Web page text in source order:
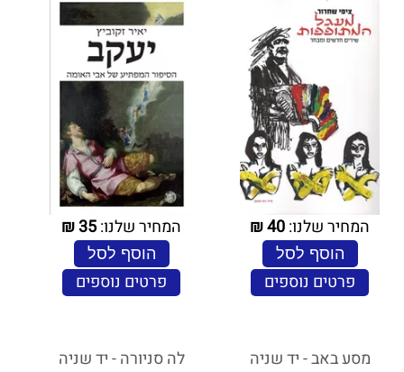
המחיר שלנו:40
₪
הוסף לסל
פרטים נוספים
המחיר שלנו:35
₪
הוסף לסל
פרטים נוספים
מסע באב - יד שניה לה סניורה - יד שניה